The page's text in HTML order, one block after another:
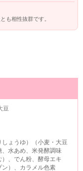
も相性抜群です。
豆
ょうゆ）（小麦・大豆
水あめ、米発酵調味
、でん粉、酵母エキ
ン）、カラメル色素